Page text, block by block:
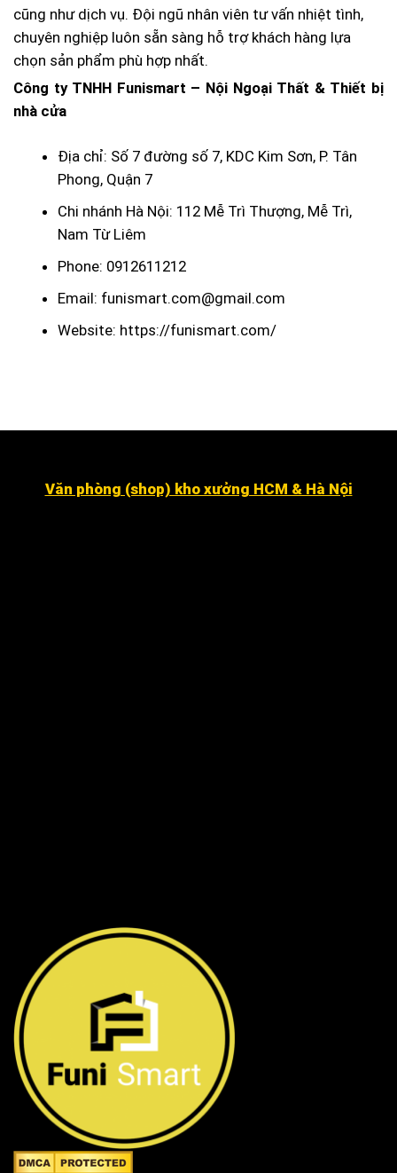
cũng như dịch vụ. Đội ngũ nhân viên tư vấn nhiệt tình,
chuyên nghiệp luôn sẵn sàng hỗ trợ khách hàng lựa
chọn sản phẩm phù hợp nhất.
Công ty TNHH Funismart – Nội Ngoại Thất & Thiết bị
nhà cửa
Địa chỉ: Số 7 đường số 7, KDC Kim Sơn, P. Tân
Phong, Quận 7
Chi nhánh Hà Nội: 112 Mễ Trì Thượng, Mễ Trì,
Nam Từ Liêm
Phone: 0912611212
Email: funismart.com@gmail.com
Website: https://funismart.com/
Văn phòng (shop) kho xưởng HCM & Hà Nội